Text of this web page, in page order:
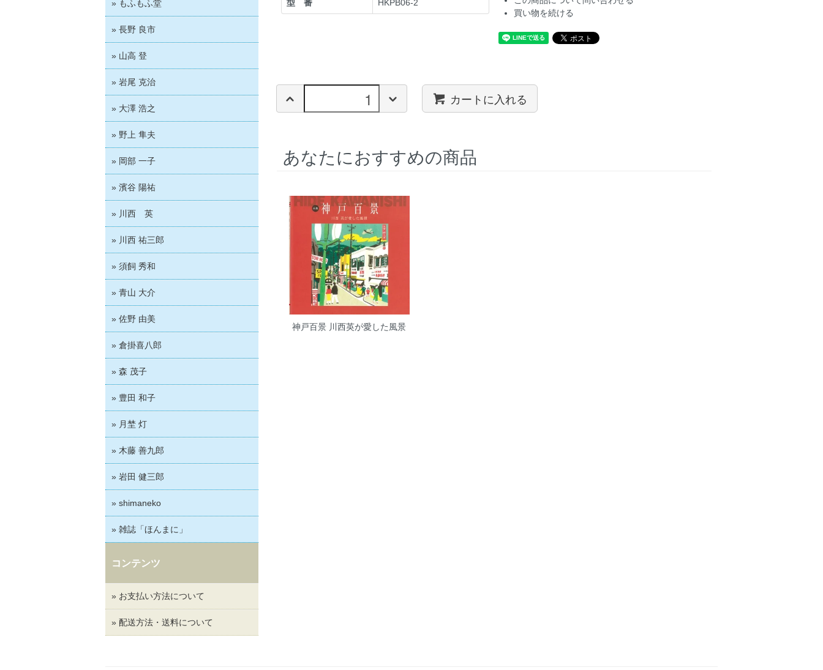
型 番 HKPB06-2
買い物を続ける
カートに入れる
あなたにおすすめの商品
神戸百景 川西英が愛した風景
» もふもふ堂
» 長野 良市
» 山高 登
» 岩尾 克治
» 大澤 浩之
» 野上 隼夫
» 岡部 一子
» 濱谷 陽祐
» 川西 英
» 川西 祐三郎
» 須飼 秀和
» 青山 大介
» 佐野 由美
» 倉掛喜八郎
» 森 茂子
» 豊田 和子
» 月埜 灯
» 木藤 善九郎
» 岩田 健三郎
» shimaneko
» 雑誌「ほんまに」
コンテンツ
» お支払い方法について
» 配送方法・送料について